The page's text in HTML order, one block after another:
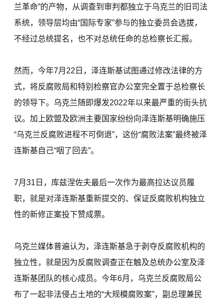
兰革命”的产物，从调查到审判都独立于乌克兰的旧司法
系统，领导层均由“国际专家”参与的独立委员会选拔，
不经过总统提名，也不对总统任命的总检察长汇报。
然而，今年7月22日，泽连斯基试图通过修改法律的方
式，将反腐败局和特别检察官办公室完全置于总检察长
的领导下。乌克兰随即爆发2022年以来最严重的街头抗
议。加上欧盟及欧洲主要国家纷纷向泽连斯基明确施压
“乌克兰反腐败进程不可倒退”，这份“腐败法案”最终被泽
连斯基自己“咽了回去”。
7月31日，库兹涅佐夫最后一次作为最高拉达议员履
职，就是对泽连斯基重新提交的、保证反腐败机构独立
性的新修正案投下赞成票。
乌克兰媒体普遍认为，泽连斯基急于剥夺反腐败机构的
独立性，就是因为反腐败调查正在触及总统办公室及泽
连斯基团队的核心成员。今年6月，乌克兰反腐败局公
布了一起非法侵占土地的“大规模腐败案”，副总理兼民